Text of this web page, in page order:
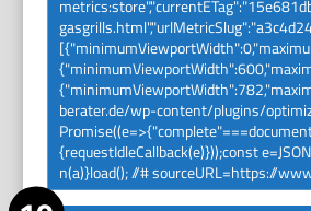
berater.de/wp-content/plugins/
{requestIdleCallback(e)}));const
n(a)}load(); //# sourceURL=https://